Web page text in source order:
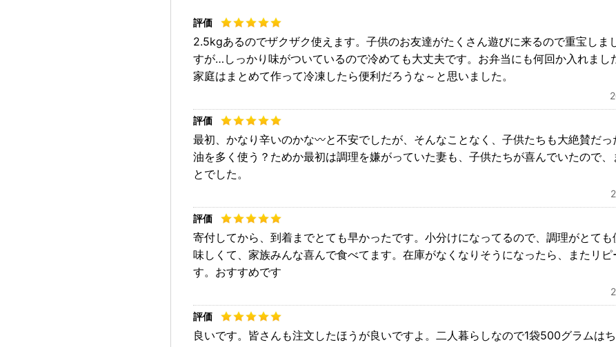
2.5kgあるのでザクザク使えます。子供のお友達がたくさん遊びに来るので重宝しま
すが…しっかり味がついているので冷めても大丈夫です。お弁当にも何回か入れまし
家庭はまとめて作って冷凍したら便利だろうな～と思いました。
最初、かなり辛いのかな〰️と不安でしたが、そんなことなく、子供たちも大絶賛だっ
油を多く使う？ためか最初は調理を嫌がっていた妻も、子供たちが喜んでいたので
とでした。
寄付してから、到着までとても早かったです。小分けになってるので、調理がとて
味しくて、家族みんな喜んで食べてます。在庫がなくなりそうになったら、またリピ
す。おすすめです
良いです。皆さんも注文したほうが良いですよ。二人暮らしなので1袋500グラムは